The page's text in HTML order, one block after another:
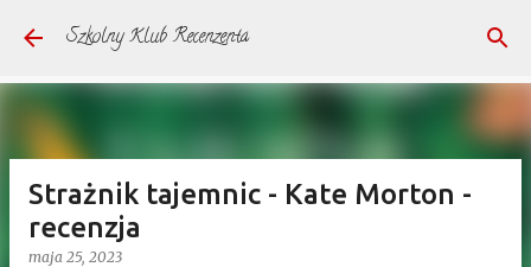
Przejdź do głównej zawartości
Szkolny Klub Recenzenta
Strażnik tajemnic - Kate Morton -
recenzja
maja 25, 2023